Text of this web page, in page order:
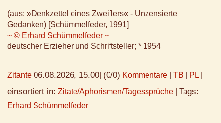
(aus: »Denkzettel eines Zweiflers« - Unzensierte
Gedanken) [Schümmelfeder, 1991]
~ © Erhard Schümmelfeder ~
deutscher Erzieher und Schriftsteller; * 1954
Zitante 06.08.2026, 15.00 (0/0) Kommentare TB PL
einsortiert in: Zitate/Aphorismen/Tagessprüche Tags:
Erhard Schümmelfeder